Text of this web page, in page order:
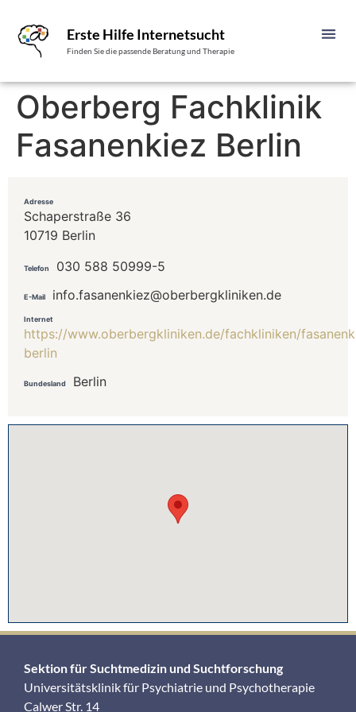
Erste Hilfe Internetsucht
Finden Sie die passende Beratung und Therapie
Oberberg Fachklinik
Fasanenkiez Berlin
Adresse
Schaperstraße 36
10719 Berlin
Telefon 030 588 50999-5
E-Mail info.fasanenkiez@oberbergkliniken.de
Internet
https://www.oberbergkliniken.de/fachkliniken/
berlin
Bundesland Berlin
Sektion für Suchtmedizin und Suchtforschung
Universitätsklinik für Psychiatrie und Psychotherapie
Calwer Str. 14